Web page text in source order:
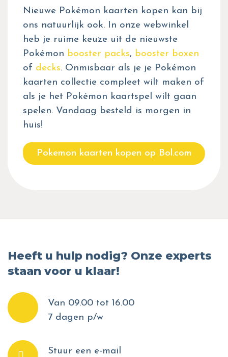
Nieuwe Pokémon kaarten kopen kan bij
ons natuurlijk ook. In onze webwinkel
heb je ruime keuze uit de nieuwste
Pokémon booster packs, booster boxen
of decks. Onmisbaar als je je Pokémon
kaarten collectie compleet wilt maken of
als je het Pokémon kaartspel wilt gaan
spelen. Vandaag besteld is morgen in
huis!
Pokemon kaarten kopen op Bol.com
Heeft u hulp nodig? Onze experts
staan voor u klaar!
Van 09.00 tot 16.00
7 dagen p/w
Stuur een e-mail